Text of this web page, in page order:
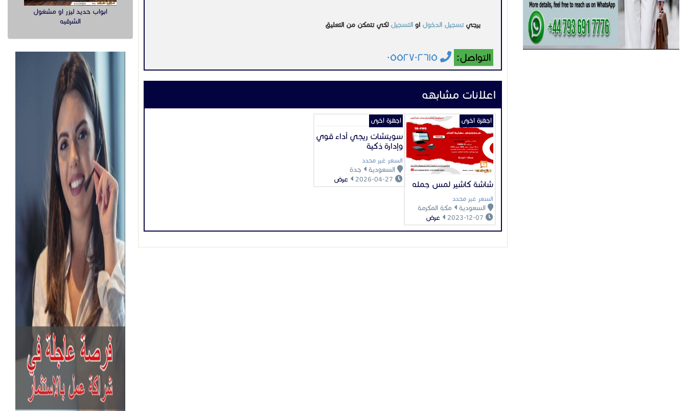
يرجيتسجيل الدخول او التسجيل لكي تتمكن من التعليق
التواصل: ٠٥٥٢٧٠٢٦١٥
اعلانات مشابهه
شاشة كاشير لمس جمله
السعر غير محدد
السعودية
مكة المكرمة
عرض
اجهزة اخرى
سويتشات ريجي أداء قوي
وإدارة ذكية
السعر غير محدد
السعودية
جدة
2026-04-27
عرض
اجهزة اخرى
ابواب حديد ليزر او مشغول
الشرقيه